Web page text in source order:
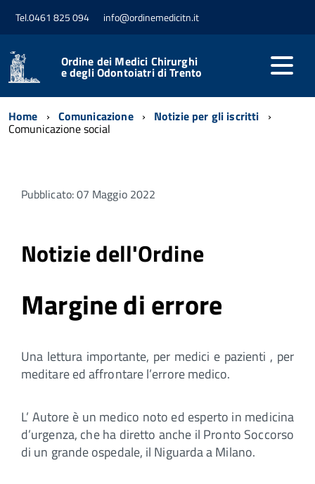
Tel.0461 825 094 info@ordinemedicitn.it
Ordine dei Medici Chirurghi
e degli Odontoiatri di Trento
Home Comunicazione Notizie per gli iscritti
Comunicazione social
Pubblicato: 07 Maggio 2022
Notizie dell'Ordine
Margine di errore
Una lettura importante, per medici e pazienti , per
meditare ed affrontare l’errore medico.
L’ Autore è un medico noto ed esperto in medicina
d’urgenza, che ha diretto anche il Pronto Soccorso
di un grande ospedale, il Niguarda a Milano.